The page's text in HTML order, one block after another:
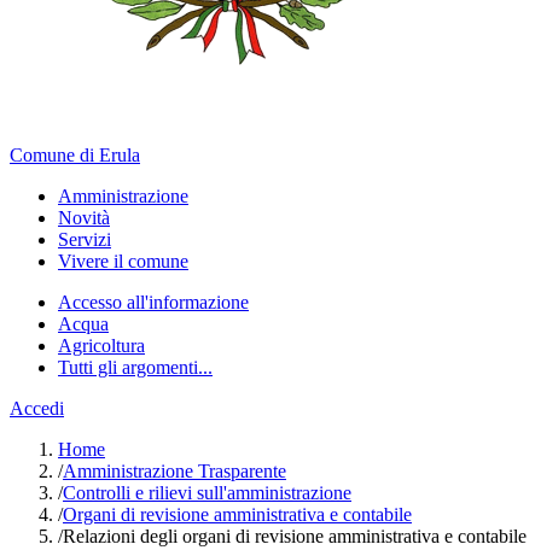
Comune di Erula
Amministrazione
Novità
Servizi
Vivere il comune
Accesso all'informazione
Acqua
Agricoltura
Tutti gli argomenti...
Accedi
Home
/Amministrazione Trasparente
/Controlli e rilievi sull'amministrazione
/Organi di revisione amministrativa e contabile
/Relazioni degli organi di revisione amministrativa e contabile